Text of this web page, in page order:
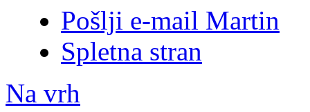
Pošlji e-mail Martin
Spletna stran
Na vrh